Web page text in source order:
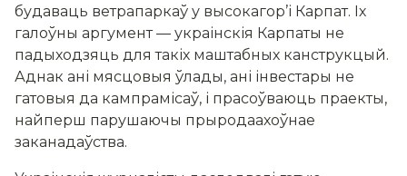
будаваць ветрапаркаў у высокагор’і Карпат. Іх
галоўны аргумент — украінскія Карпаты не
падыходзяць для такіх маштабных канструкцый.
Аднак ані мясцовыя ўлады, ані інвестары не
гатовыя да кампрамісаў, і прасоўваюць праекты,
найперш парушаючы прыродаахоўнае
заканадаўства.